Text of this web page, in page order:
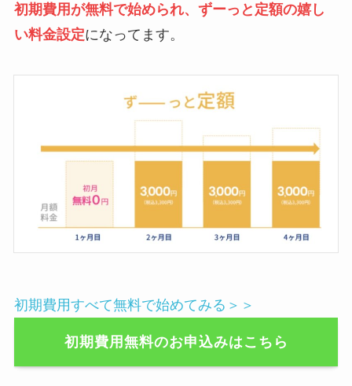
初期費用が無料で始められ、ずーっと定額の嬉し
い料金設定になってます。
初期費用すべて無料で始めてみる＞＞
初期費用無料のお申込みはこちら